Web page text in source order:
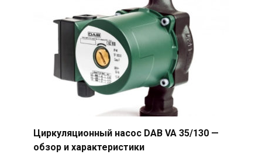
Циркуляционный насос DAB VA 35/130 —
обзор и характеристики